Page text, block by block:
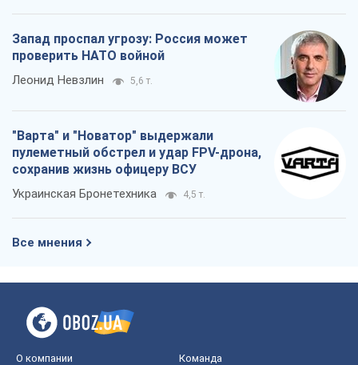
Запад проспал угрозу: Россия может
проверить НАТО войной
Леонид Невзлин 5,6 т.
"Варта" и "Новатор" выдержали
пулеметный обстрел и удар FPV-дрона,
сохранив жизнь офицеру ВСУ
Украинская Бронетехника 4,5 т.
Все мнения
О компании Команда